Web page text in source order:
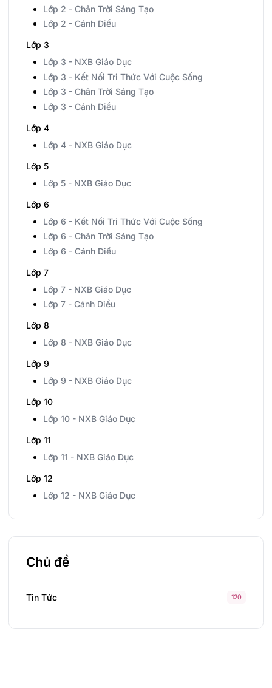
Lớp 2 - Chân Trời Sáng Tạo
Lớp 2 - Cánh Diều
Lớp 3
Lớp 3 - NXB Giáo Dục
Lớp 3 - Kết Nối Tri Thức Với Cuộc Sống
Lớp 3 - Chân Trời Sáng Tạo
Lớp 3 - Cánh Diều
Lớp 4
Lớp 4 - NXB Giáo Dục
Lớp 5
Lớp 5 - NXB Giáo Dục
Lớp 6
Lớp 6 - Kết Nối Tri Thức Với Cuộc Sống
Lớp 6 - Chân Trời Sáng Tạo
Lớp 6 - Cánh Diều
Lớp 7
Lớp 7 - NXB Giáo Dục
Lớp 7 - Cánh Diều
Lớp 8
Lớp 8 - NXB Giáo Dục
Lớp 9
Lớp 9 - NXB Giáo Dục
Lớp 10
Lớp 10 - NXB Giáo Dục
Lớp 11
Lớp 11 - NXB Giáo Dục
Lớp 12
Lớp 12 - NXB Giáo Dục
Chủ đề
Tin Tức 120